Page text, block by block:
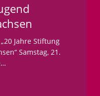
Jahre Stiftung
Samstag, 21.